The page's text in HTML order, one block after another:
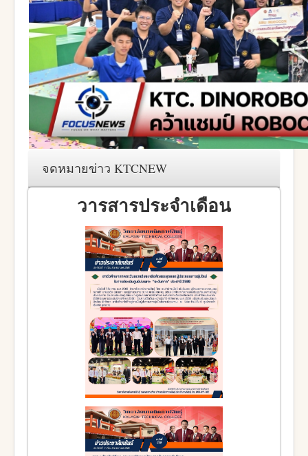
จดหมายข่าว KTCNEW
วารสารประจำเดือน